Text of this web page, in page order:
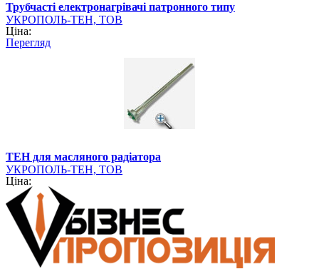
Трубчасті електронагрівачі патронного типу
УКРОПОЛЬ-ТЕН, ТОВ
Ціна:
Перегляд
ТЕН для масляного радіатора
УКРОПОЛЬ-ТЕН, ТОВ
Ціна: